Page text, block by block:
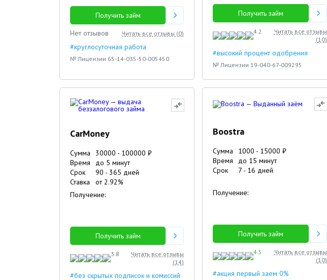
Получить займ
Нет отзывов
Читать все отзывы (0)
#круглосуточная работа
№ Лицензии 65-14-035-50-005450
Получить займ
4.2
Читать все отзывы
(10)
#высокий процент одобрения
№ Лицензии 19-040-67-009295
CarMoney
Сумма 30000 - 100000 ₽
Время
до 5 минут
Срок
90 - 365 дней
Ставка
от2.92%
Получение:
Получить займ
3.8
Читать все отзывы
(14)
#без скрытых подписок и комиссий
Boostra
Сумма 1000 - 15000 ₽
Время
до 15 минут
Срок
7 - 16 дней
Получение:
Получить займ
4.5
Читать все отзывы
(10)
#акция первый заем 0%